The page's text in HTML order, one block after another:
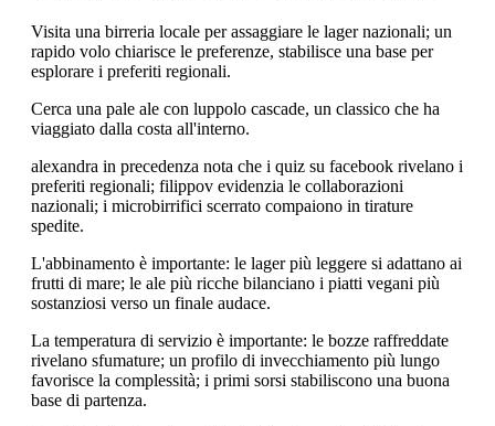
Visita una birreria locale per assaggiare le lager nazionali; un
rapido volo chiarisce le preferenze, stabilisce una base per
esplorare i preferiti regionali.
Cerca una pale ale con luppolo cascade, un classico che ha
viaggiato dalla costa all'interno.
alexandra in precedenza nota che i quiz su facebook rivelano i
preferiti regionali; filippov evidenzia le collaborazioni
nazionali; i microbirrifici scerrato compaiono in tirature
spedite.
L'abbinamento è importante: le lager più leggere si adattano ai
frutti di mare; le ale più ricche bilanciano i piatti vegani più
sostanziosi verso un finale audace.
La temperatura di servizio è importante: le bozze raffreddate
rivelano sfumature; un profilo di invecchiamento più lungo
favorisce la complessità; i primi sorsi stabiliscono una buona
base di partenza.